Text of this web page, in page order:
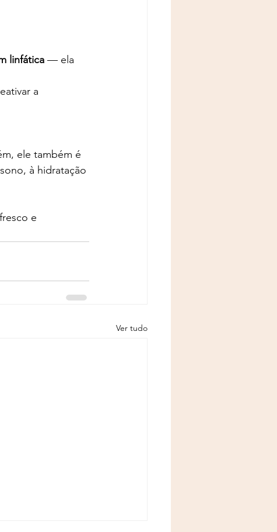
linfática — ela
a
ele também é
à hidratação
e
Ver tudo